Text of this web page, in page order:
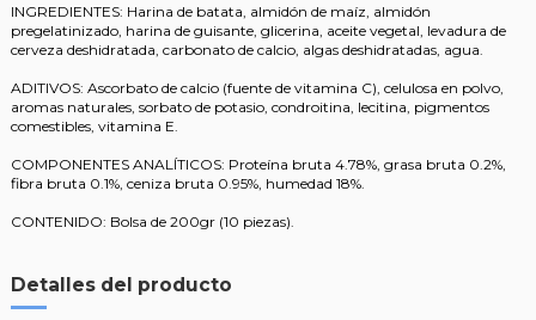
INGREDIENTES: Harina de batata, almidón de maíz, almidón
pregelatinizado, harina de guisante, glicerina, aceite vegetal, levadura de
cerveza deshidratada, carbonato de calcio, algas deshidratadas, agua.
ADITIVOS: Ascorbato de calcio (fuente de vitamina C), celulosa en polvo,
aromas naturales, sorbato de potasio, condroitina, lecitina, pigmentos
comestibles, vitamina E.
COMPONENTES ANALÍTICOS: Proteína bruta 4.78%, grasa bruta 0.2%,
fibra bruta 0.1%, ceniza bruta 0.95%, humedad 18%.
CONTENIDO: Bolsa de 200gr (10 piezas).
Detalles del producto